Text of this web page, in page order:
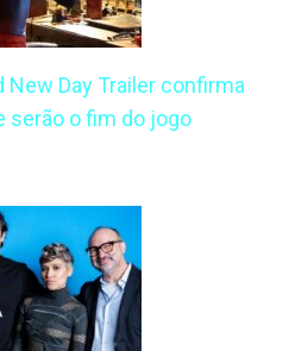
New Day Trailer confirma
serão o fim do jogo